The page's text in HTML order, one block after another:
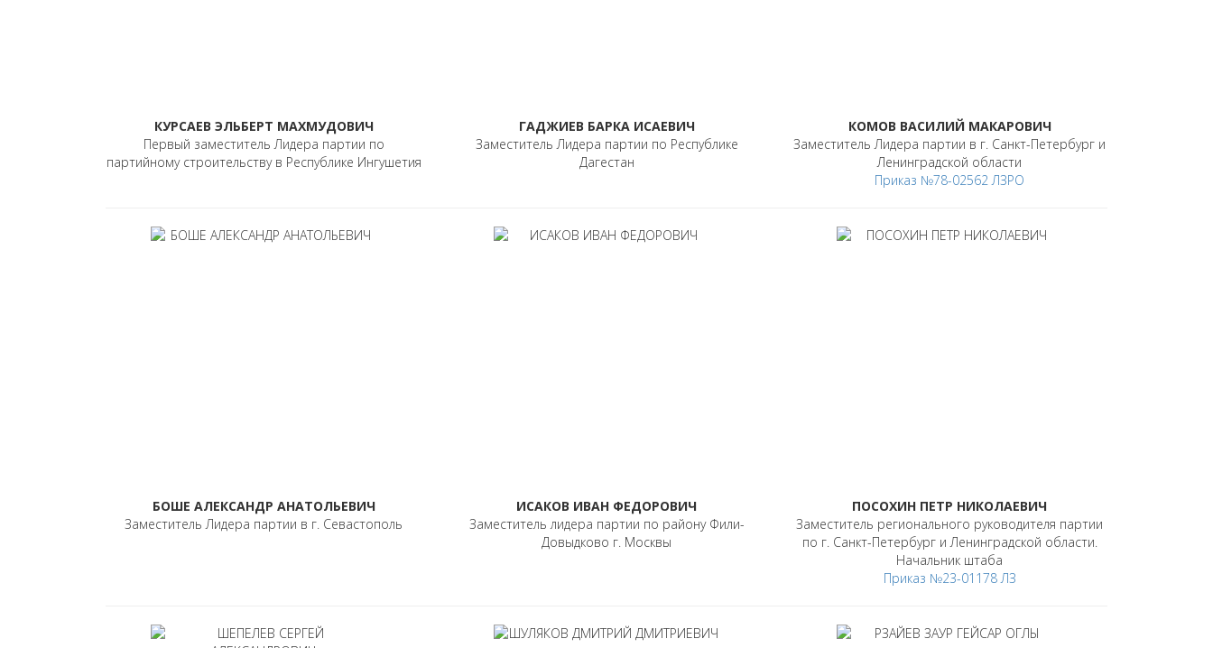
КУРСАЕВ ЭЛЬБЕРТ МАХМУДОВИЧ
Первый заместитель Лидера партии по
партийному строительству в Республике Ингушетия
ГАДЖИЕВ БАРКА ИСАЕВИЧ
Заместитель Лидера партии по Республике
Дагестан
КОМОВ ВАСИЛИЙ МАКАРОВИЧ
Заместитель Лидера партии в г. Санкт-Петербург и
Ленинградской области
Приказ №78-02562 ЛЗРО
БОШЕ АЛЕКСАНДР АНАТОЛЬЕВИЧ
Заместитель Лидера партии в г. Севастополь
ИСАКОВ ИВАН ФЕДОРОВИЧ
Заместитель лидера партии по району Фили-
Довыдково г. Москвы
ПОСОХИН ПЕТР НИКОЛАЕВИЧ
Заместитель регионального руководителя партии
по г. Санкт-Петербург и Ленинградской области.
Начальник штаба
Приказ №23-01178 ЛЗ